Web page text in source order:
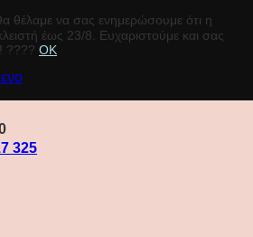
θέλαμε να σας ενημερώσουμε ότι η
έως 23/8. Ευχαριστούμε και σας
????️ OK
325